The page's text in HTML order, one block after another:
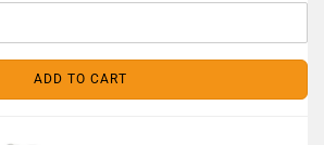
ADD TO CART